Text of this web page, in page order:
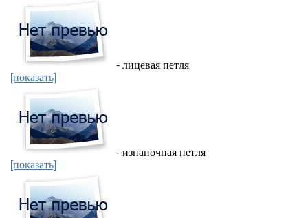
[показать]
- лицевая петля
[показать]
- изнаночная петля